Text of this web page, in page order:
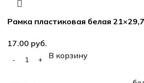
Рамка пластиковая белая
руб.
В корзину